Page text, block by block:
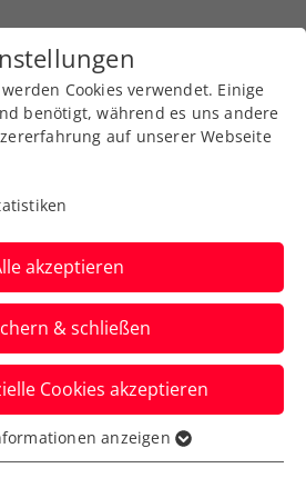
– Teil 6: Der
Jürgen Melzer zeigt
Harald
Technik.
07.08.2024
Cookies verwendet. Einige
benötigt, während es uns andere
auf unserer Webseite
akzeptieren
& schließen
Cookies akzeptieren
für grundlegende
anzeigen